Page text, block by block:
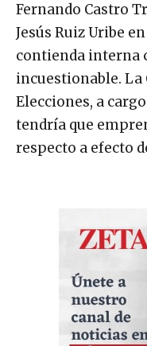
Fernando Castro
Jesús Ruiz Uribe
contienda interna
incuestionable. La
Elecciones, a
tendría que
respecto a efecto